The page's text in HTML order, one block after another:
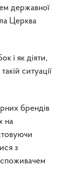
державної
Церква
і як діяти,
ситуації
брендів
на
з